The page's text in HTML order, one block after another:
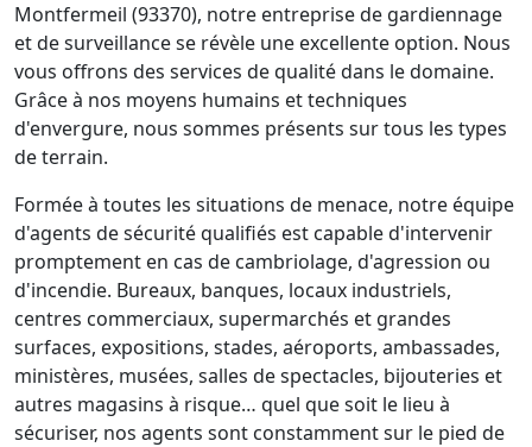
Montfermeil (93370), notre entreprise de gardiennage
et de surveillance se révèle une excellente option. Nous
vous offrons des services de qualité dans le domaine.
Grâce à nos moyens humains et techniques
d'envergure, nous sommes présents sur tous les types
de terrain.
Formée à toutes les situations de menace, notre équipe
d'agents de sécurité qualifiés est capable d'intervenir
promptement en cas de cambriolage, d'agression ou
d'incendie. Bureaux, banques, locaux industriels,
centres commerciaux, supermarchés et grandes
surfaces, expositions, stades, aéroports, ambassades,
ministères, musées, salles de spectacles, bijouteries et
autres magasins à risque… quel que soit le lieu à
sécuriser, nos agents sont constamment sur le pied de